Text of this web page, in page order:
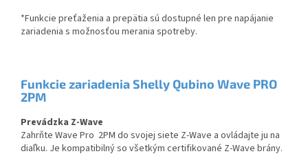
*Funkcie preťaženia a prepätia sú dostupné len pre napájanie
zariadenia s možnosťou merania spotreby.
Funkcie zariadenia Shelly Qubino Wave PRO
2PM
Prevádzka Z-Wave
Zahrňte Wave Pro 2PM do svojej siete Z-Wave a ovládajte ju na
diaľku. Je kompatibilný so všetkým certifikované Z-Wave brány.